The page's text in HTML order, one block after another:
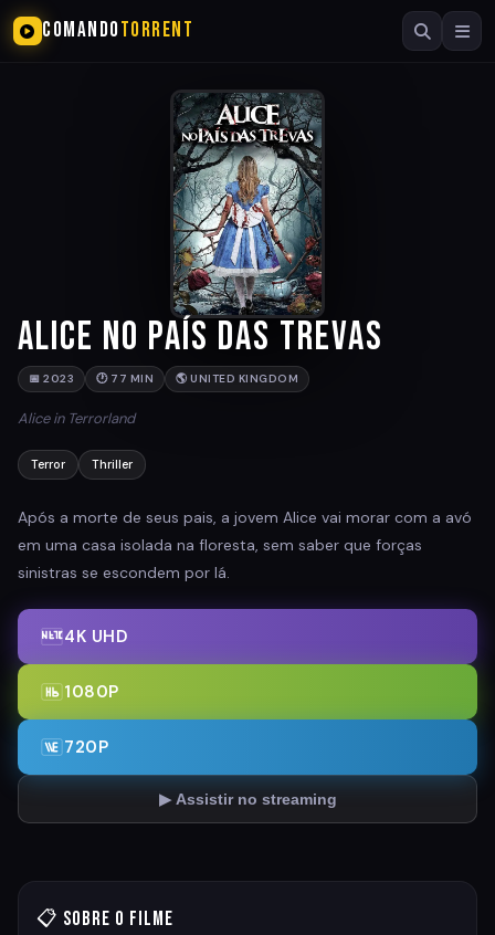
COMANDOTORRENT
Alice no País das Trevas
📅 2023 🕐 77 MIN 🌎 UNITED KINGDOM
Alice in Terrorland
Terror Thriller
Após a morte de seus pais, a jovem Alice vai morar com a avó
em uma casa isolada na floresta, sem saber que forças
sinistras se escondem por lá.
4K UHD
1080P
720P
▶ Assistir no streaming
📋 Sobre o Filme